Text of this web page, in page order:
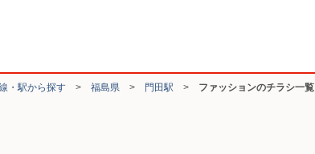
・駅から探す > 福島県 > 門田駅 > ファッションのチラシ一覧